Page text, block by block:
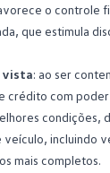
o controle
que estimula
vista: ao ser
crédito com
condições,
incluindo
mais completos.